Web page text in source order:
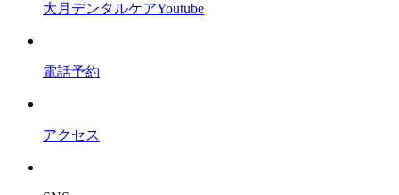
大月デンタルケアYoutube
電話予約
アクセス